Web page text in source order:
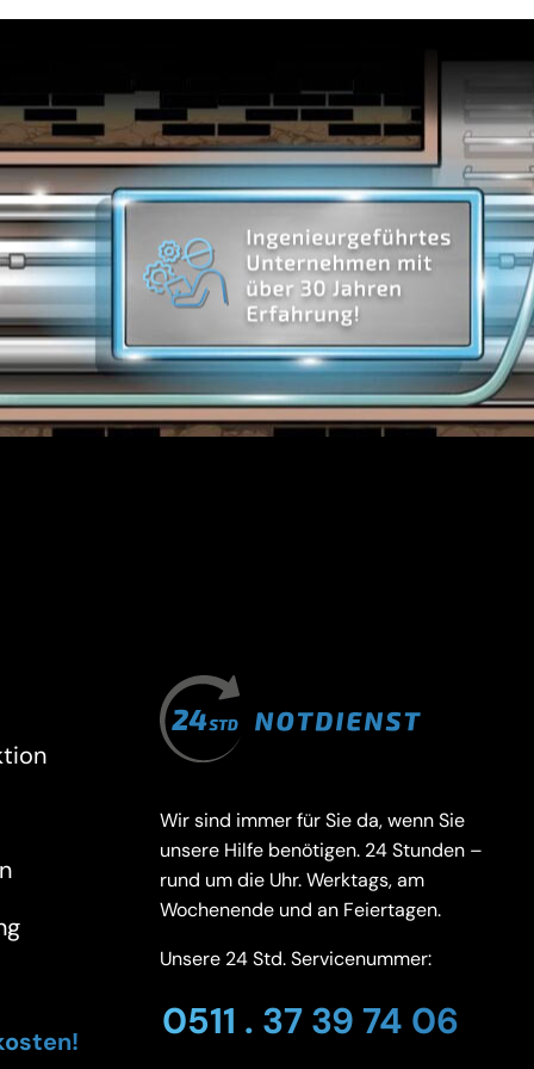
Wir sind immer für Sie da, wenn Sie
unsere Hilfe benötigen. 24 Stunden –
rund um die Uhr. Werktags, am
Wochenende und an Feiertagen.
Unsere 24 Std. Servicenummer:
0511 . 37 39 74 06